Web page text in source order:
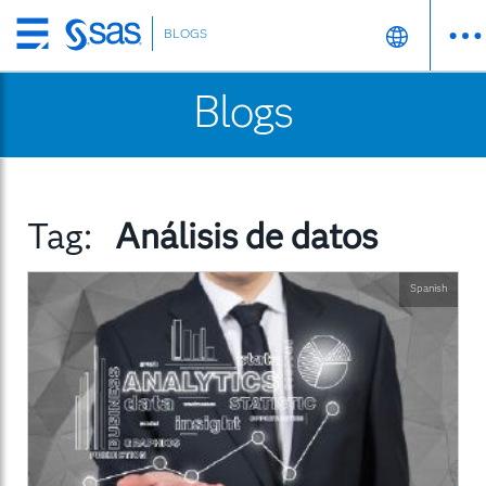
Skip
to
BLOGS
Blogs
Tag: Análisis de datos
Spanish